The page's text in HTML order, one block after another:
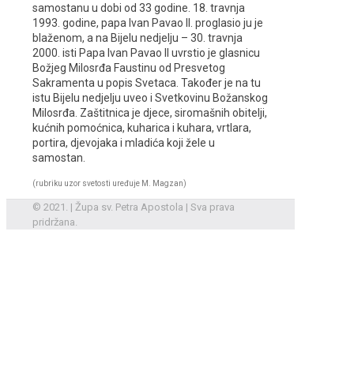
samostanu u dobi od 33 godine. 18. travnja
1993. godine, papa Ivan Pavao II. proglasio ju je
blaženom, a na Bijelu nedjelju – 30. travnja
2000. isti Papa Ivan Pavao II uvrstio je glasnicu
Božjeg Milosrđa Faustinu od Presvetog
Sakramenta u popis Svetaca. Također je na tu
istu Bijelu nedjelju uveo i Svetkovinu Božanskog
Milosrđa. Zaštitnica je djece, siromašnih obitelji,
kućnih pomoćnica, kuharica i kuhara, vrtlara,
portira, djevojaka i mladića koji žele u
samostan.
(rubriku uzor svetosti uređuje M. Magzan)
© 2021. | Župa sv. Petra Apostola | Sva prava
pridržana.